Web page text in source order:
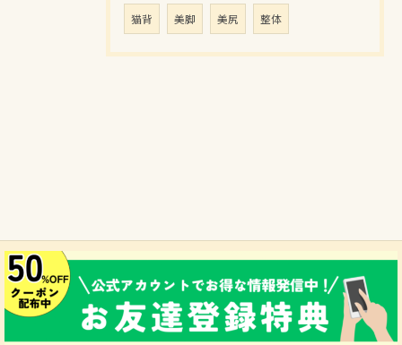
猫背 美脚 美尻 整体